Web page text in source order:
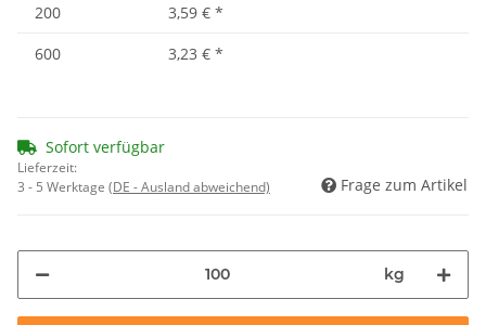
200 3,59 € *
600
3,23 € *
Sofort verfügbar
Lieferzeit:
3 - 5 Werktage (DE - Ausland abweichend) Frage zum Artikel
kg